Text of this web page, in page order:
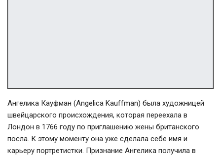
Ангелика Кауфман (Angelica Kauffman) была художницей
швейцарского происхождения, которая переехала в
Лондон в 1766 году по приглашению жены британского
посла. К этому моменту она уже сделала себе имя и
карьеру портретистки. Признание Ангелика получила в